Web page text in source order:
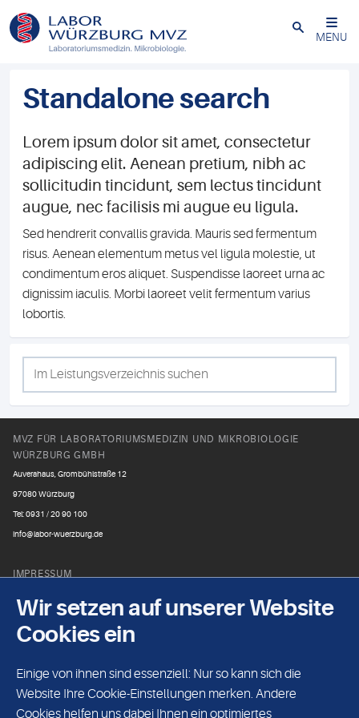
Schließen
MENU
Standalone search
Lorem ipsum dolor sit amet, consectetur
adipiscing elit. Aenean pretium, nibh ac
sollicitudin tincidunt, sem lectus tincidunt
augue, nec facilisis mi augue eu ligula.
Sed hendrerit convallis gravida. Mauris sed fermentum
risus. Aenean elementum metus vel ligula molestie, ut
condimentum eros aliquet. Suspendisse laoreet urna ac
dignissim iaculis. Morbi laoreet velit fermentum varius
lobortis.
MVZ FÜR LABORATORIUMSMEDIZIN UND MIKROBIOLOGIE
WÜRZBURG GMBH
Auverahaus, Grombühlstraße 12
97080 Würzburg
Tel: 0931 / 20 90 100
info@labor-wuerzburg.de
IMPRESSUM
Fax: 0931 / 20 90 222
DATENSCHUTZ
Mikrobiologie
Wir setzen auf unserer Website
Cookies ein
Einige von ihnen sind essenziell: Nur so kann sich die
Website Ihre Cookie-Einstellungen merken. Andere
Cookies helfen uns dabei Ihnen ein optimiertes